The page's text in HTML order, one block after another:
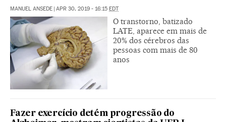
MANUEL ANSEDE | APR 30, 2019 - 16:15 EDT
O transtorno, batizado
LATE, aparece em mais de
20% dos cérebros das
pessoas com mais de 80
anos
Fazer exercício detém progressão do